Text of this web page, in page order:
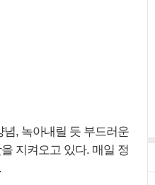
, 녹아내릴 듯 부드러운
지켜오고 있다. 매일 정